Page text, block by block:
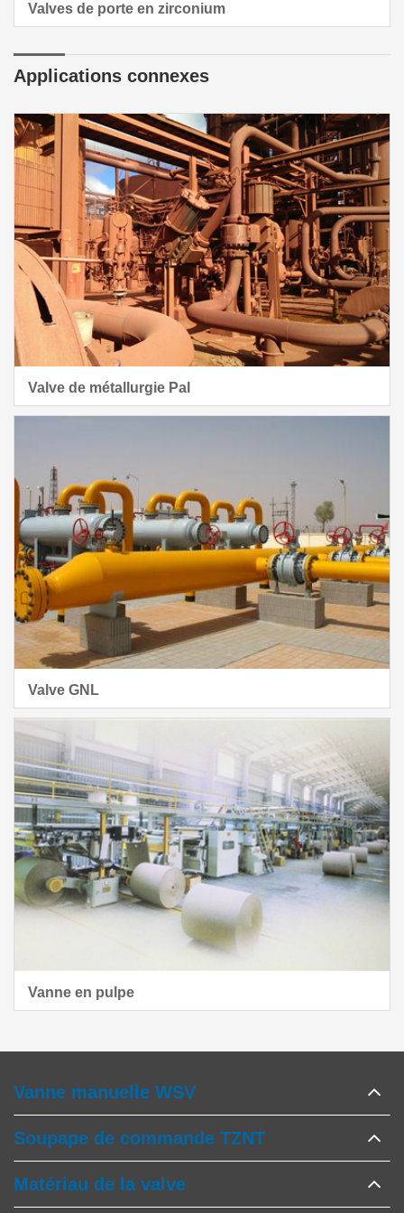
Valves de porte en zirconium
Applications connexes
Valve de métallurgie Pal
Valve GNL
Vanne en pulpe
Vanne manuelle WSV
Soupape de commande TZNT
Matériau de la valve